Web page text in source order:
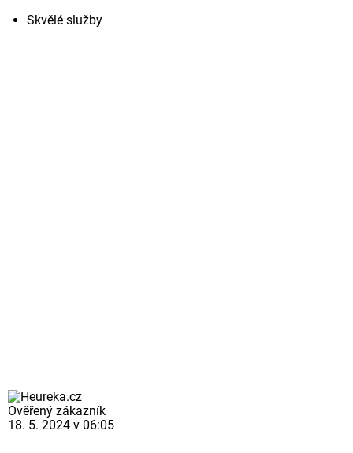
Skvělé služby
Ověřený zákazník
18. 5. 2024 v 06:05